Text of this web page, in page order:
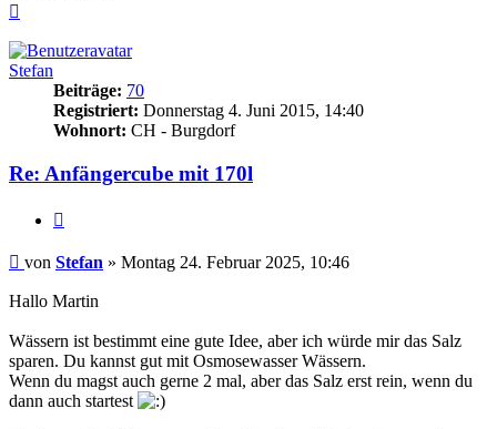
Stefan
Beiträge: 70
Registriert: Donnerstag 4. Juni 2015, 14:40
Wohnort: CH - Burgdorf
Re: Anfängercube mit 170l
Beitrag
von Stefan » Montag 24. Februar 2025, 10:46
Hallo Martin
Wässern ist bestimmt eine gute Idee, aber ich würde mir das Salz
sparen. Du kannst gut mit Osmosewasser Wässern.
Wenn du magst auch gerne 2 mal, aber das Salz erst rein, wenn du
dann auch startest